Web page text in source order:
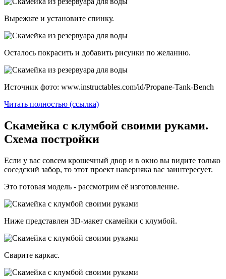
Вырежьте и установите спинку.
Осталось покрасить и добавить рисунки по желанию.
Источник фото: www.instructables.com/id/Propane-Tank-Bench
Читать полностью (ссылка)
Скамейка с клумбой своими руками.
Схема постройки
Если у вас совсем крошечный двор и в окно вы видите только
соседский забор, то этот проект наверняка вас заинтересует.
Это готовая модель - рассмотрим её изготовление.
Ниже представлен 3D-макет скамейки с клумбой.
Сварите каркас.